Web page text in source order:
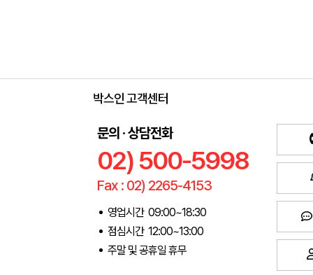
박스인 고객센터
문의 · 상담전화
02) 500-5998
Fax : 02) 2265-4153
영업시간 09:00~18:30
점심시간 12:00~13:00
주말 및 공휴일 휴무